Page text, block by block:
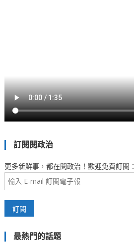
訂閱閱政治
更多新鮮事，都在閱政治！歡迎免費訂閱：
最熱門的話題